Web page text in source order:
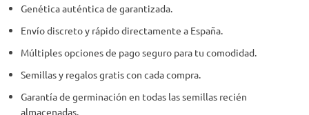
Genética auténtica de garantizada.
Envío discreto y rápido directamente a España.
Múltiples opciones de pago seguro para tu comodidad.
Semillas y regalos gratis con cada compra.
Garantía de germinación en todas las semillas recién
almacenadas.